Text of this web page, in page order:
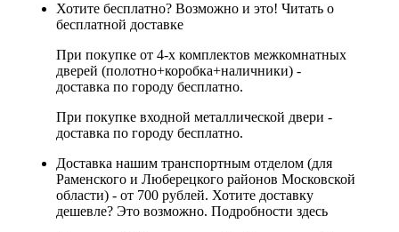
Хотите бесплатно? Возможно и это! Читать о
бесплатной доставке
При покупке от 4-х комплектов межкомнатных
дверей (полотно+коробка+наличники) -
доставка по городу бесплатно.
При покупке входной металлической двери -
доставка по городу бесплатно.
Доставка нашим транспортным отделом (для
Раменского и Люберецкого районов Московской
области) - от 700 рублей. Хотите доставку
дешевле? Это возможно. Подробности здесь